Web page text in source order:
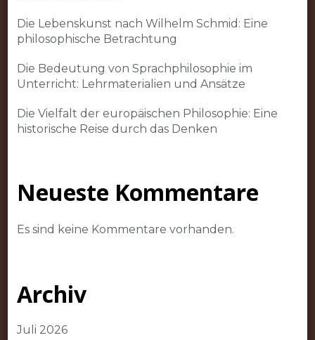
Die Lebenskunst nach Wilhelm Schmid: Eine
philosophische Betrachtung
Die Bedeutung von Sprachphilosophie im
Unterricht: Lehrmaterialien und Ansätze
Die Vielfalt der europäischen Philosophie: Eine
historische Reise durch das Denken
Neueste Kommentare
Es sind keine Kommentare vorhanden.
Archiv
Juli 2026